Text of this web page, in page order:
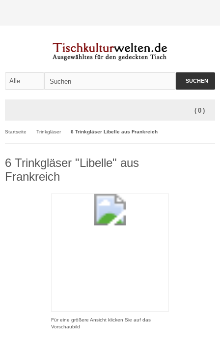
SUCHEN
( 0 )
Startseite Trinkgläser 6 Trinkgläser Libelle aus Frankreich
6 Trinkgläser "Libelle" aus
Frankreich
Für eine größere Ansicht klicken Sie auf das
Vorschaubild